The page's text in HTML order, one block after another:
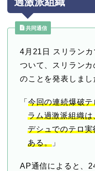
共同通信
4月21日
スリラン
ついて、スリラン
のことを発表しまし
「 今回の連続爆破
ラム過激派組織
デシュでのテロ
ある。 」
AP通信によると、